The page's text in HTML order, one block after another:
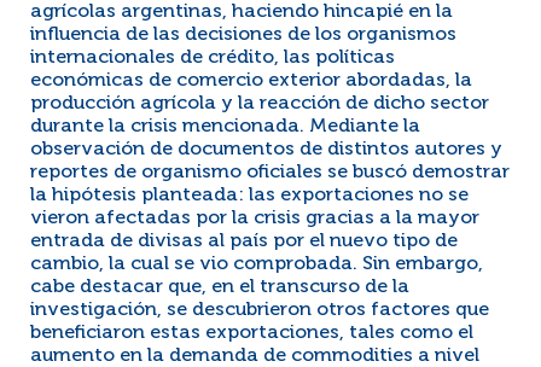
agrícolas argentinas, haciendo hincapié en la
influencia de las decisiones de los organismos
internacionales de crédito, las políticas
económicas de comercio exterior abordadas, la
producción agrícola y la reacción de dicho sector
durante la crisis mencionada. Mediante la
observación de documentos de distintos autores y
reportes de organismo oficiales se buscó demostrar
la hipótesis planteada: las exportaciones no se
vieron afectadas por la crisis gracias a la mayor
entrada de divisas al país por el nuevo tipo de
cambio, la cual se vio comprobada. Sin embargo,
cabe destacar que, en el transcurso de la
investigación, se descubrieron otros factores que
beneficiaron estas exportaciones, tales como el
aumento en la demanda de commodities a nivel